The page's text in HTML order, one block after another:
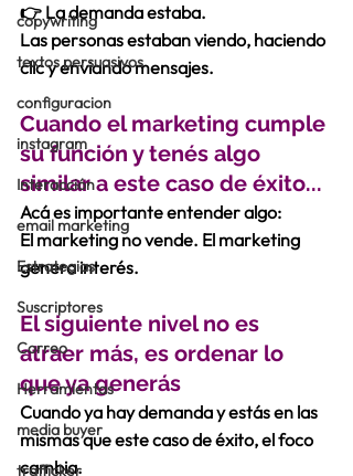
copywriting
textos persuasivos
configuracion
instagram
Interacción
email marketing
Estrategias
Suscriptores
Correo
Herramientas
media buyer
trafficker
👉 La demanda estaba.
Las personas estaban viendo, haciendo
clic y enviando mensajes.
Cuando el marketing cumple
su función y tenés algo
similar a este caso de éxito...
Acá es importante entender algo:
El marketing no vende. El marketing
genera interés.
El siguiente nivel no es
atraer más, es ordenar lo
que ya generás
Cuando ya hay demanda y estás en las
mismas que este caso de éxito, el foco
cambia.